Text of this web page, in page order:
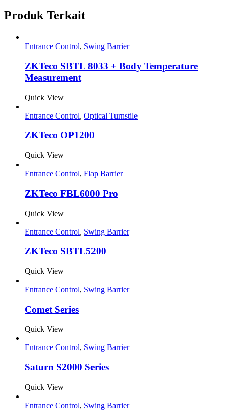
Produk Terkait
Entrance Control, Swing Barrier
ZKTeco SBTL 8033 + Body Temperature
Measurement
Quick View
Entrance Control, Optical Turnstile
ZKTeco OP1200
Quick View
Entrance Control, Flap Barrier
ZKTeco FBL6000 Pro
Quick View
Entrance Control, Swing Barrier
ZKTeco SBTL5200
Quick View
Entrance Control, Swing Barrier
Comet Series
Quick View
Entrance Control, Swing Barrier
Saturn S2000 Series
Quick View
Entrance Control, Swing Barrier